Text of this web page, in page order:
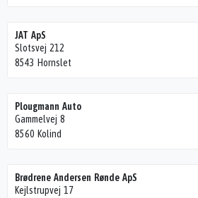
JAT ApS
Slotsvej 212
8543 Hornslet
Plougmann Auto
Gammelvej 8
8560 Kolind
Brødrene Andersen Rønde ApS
Kejlstrupvej 17